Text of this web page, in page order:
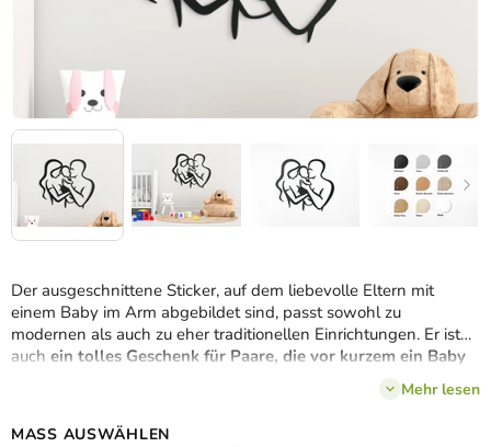
Der ausgeschnittene Sticker, auf dem liebevolle Eltern mit
einem Baby im Arm abgebildet sind, passt sowohl zu
modernen als auch zu eher traditionellen Einrichtungen. Er ist
auch ein tolles Geschenk für Paare, die vor kurzem ein Baby
Mehr lesen
MASS AUSWÄHLEN